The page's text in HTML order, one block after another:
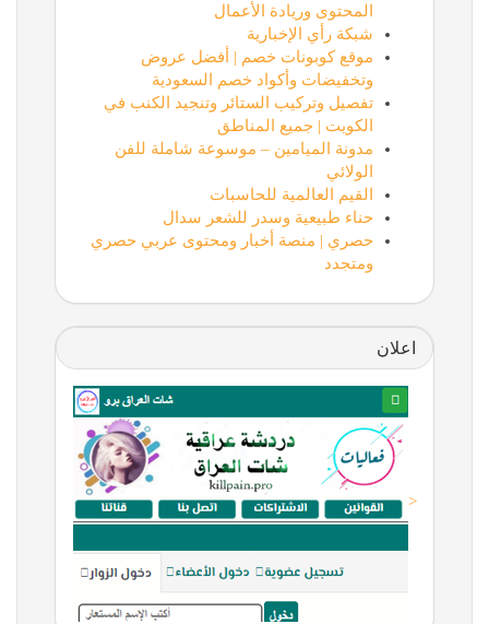
المحتوى وريادة الأعمال
شبكة رأي الإخبارية
موقع كوبونات خصم | أفضل عروض
وتخفيضات وأكواد خصم السعودية
تفصيل وتركيب الستائر وتنجيد الكنب في
الكويت | جميع المناطق
مدونة الميامين – موسوعة شاملة للفن
الولائي
القيم العالمية للحاسبات
حناء طبيعية وسدر للشعر سدال
حصري | منصة أخبار ومحتوى عربي حصري
ومتجدد
اعلان
<